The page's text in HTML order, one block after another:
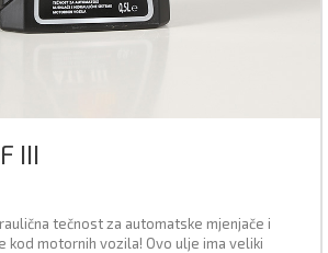
III
tečnost za automatske mjenjače i
kod motornih vozila! Ovo ulje ima veliki